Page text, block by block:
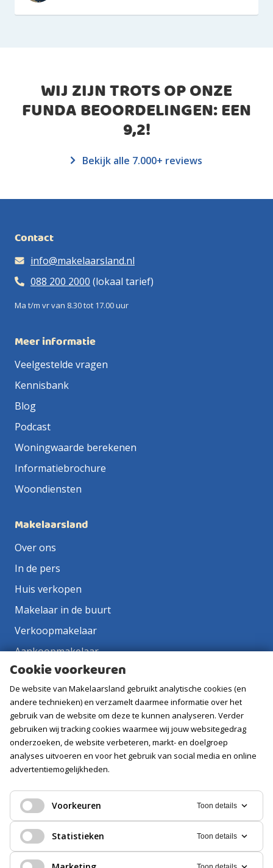
WIJ ZIJN TROTS OP ONZE
FUNDA BEOORDELINGEN: EEN
9,2!
Bekijk alle 7.000+ reviews
Contact
info@makelaarsland.nl
088 200 2000 (lokaal tarief)
Ma t/m vr van 8.30 tot 17.00 uur
Meer informatie
Veelgestelde vragen
Kennisbank
Blog
Podcast
Woningwaarde berekenen
Informatiebrochure
Woondiensten
Makelaarsland
Over ons
In de pers
Huis verkopen
Makelaar in de buurt
Verkoopmakelaar
Aankoopmakelaar
Contact
Vacatures
Volg ons
Cookie voorkeuren
De website van Makelaarsland gebruikt analytische cookies (en
andere technieken) en verzamelt daarmee informatie over het
gebruik van de website om deze te kunnen analyseren. Verder
gebruiken wij tracking cookies waarmee wij jouw websitegedrag
onderzoeken, de website verbeteren, markt- en doelgroep
analyses uitvoeren en voor het gebruik van social media en online
advertentiemogelijkheden.
Voorkeuren Toon details
Statistieken Toon details